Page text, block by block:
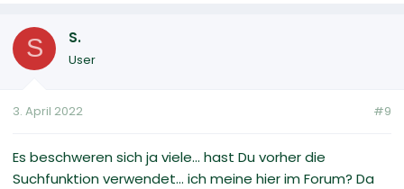
S S.
User
3. April 2022 #9
Es beschweren sich ja viele... hast Du vorher die
Suchfunktion verwendet... ich meine hier im Forum? Da